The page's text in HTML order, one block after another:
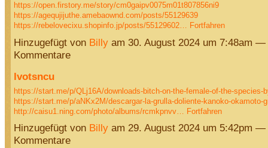
https://open.firstory.me/story/cm0gaipv0075m01t807856ni9
https://agequjijuthe.amebaownd.com/posts/55129639
https://rebelovecixu.shopinfo.jp/posts/55129602… Fortfahren
Hinzugefügt von Billyam 30. August 2024 um 7:48am —
Kommentare
lvotsncu
https://start.me/p/QLj16A/downloads-bitch-on-the-female-of-the-species-
https://start.me/p/aNKx2M/descargar-la-grulla-doliente-kanoko-okamoto-
http://caisu1.ning.com/photo/albums/rcmkpnvv… Fortfahren
Hinzugefügt von Billyam 29. August 2024 um 5:42pm —
Kommentare